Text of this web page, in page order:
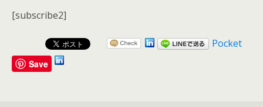
[subscribe2]
Pocket
Save